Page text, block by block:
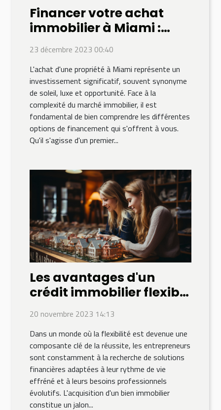
Financer votre achat
immobilier à Miami :
quelles options de crédit
choisir ?
23 décembre 2023 00:40
L'achat d'une propriété à Miami représente un
investissement significatif, souvent synonyme
de soleil, luxe et opportunité. Face à la
complexité du marché immobilier, il est
fondamental de bien comprendre les différentes
options de financement qui s'offrent à vous.
Qu'il s'agisse d'un premier...
Les avantages d'un
crédit immobilier flexible
pour les entrepreneurs
20 novembre 2023 14:13
Dans un monde où la flexibilité est devenue une
composante clé de la réussite, les entrepreneurs
sont constamment à la recherche de solutions
financières adaptées à leur rythme de vie
effréné et à leurs besoins professionnels
évolutifs. L'acquisition d'un bien immobilier
constitue un jalon...